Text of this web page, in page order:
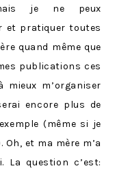
je ne peux
et pratiquer toutes
quand même que
publications ces
m’organiser
encore plus de
(même si je
et ma mère m’a
La question c’est: